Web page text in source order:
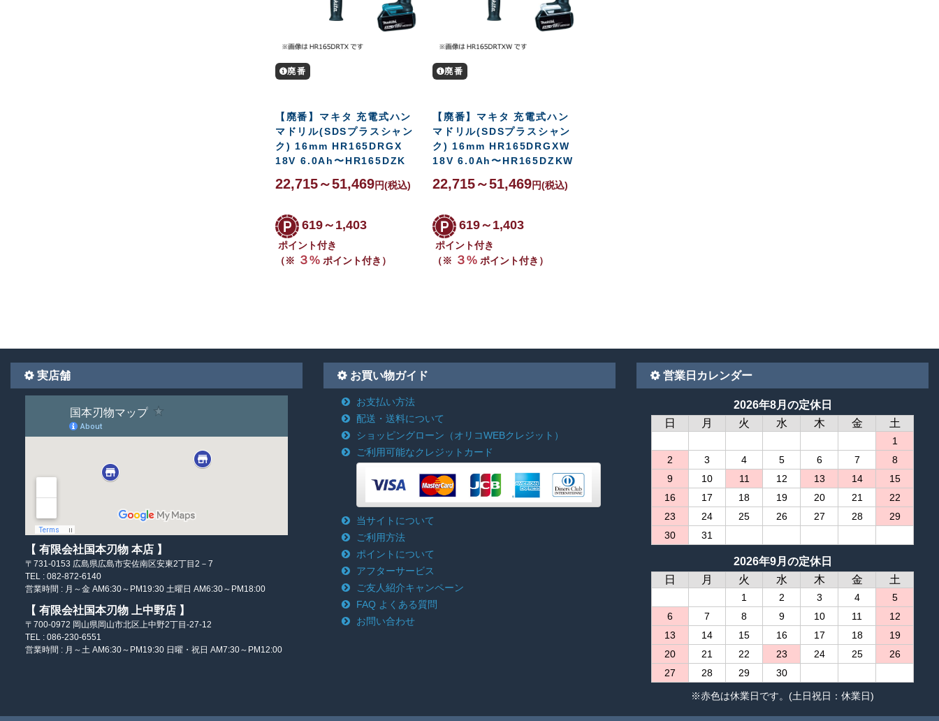
廃番
【廃番】マキタ 充電式ハン
マドリル(SDSプラスシャン
ク) 16mm HR165DRGX
18V 6.0Ah〜HR165DZK
22,715～51,469円(税込)
619～1,403
ポイント付き
（※ ３%ポイント付き）
廃番
【廃番】マキタ 充電式ハン
マドリル(SDSプラスシャン
ク) 16mm HR165DRGXW
18V 6.0Ah〜HR165DZKW
22,715～51,469円(税込)
619～1,403
ポイント付き
（※ ３%ポイント付き）
実店舗
【 有限会社国本刃物 本店 】
〒731-0153 広島県広島市安佐南区安東2丁目2－7
TEL : 082-872-6140
営業時間 : 月～金 AM6:30～PM19:30 土曜日 AM6:30～PM18:00
【 有限会社国本刃物 上中野店 】
〒700-0972 岡山県岡山市北区上中野2丁目-27-12
TEL : 086-230-6551
営業時間 : 月～土 AM6:30～PM19:30 日曜・祝日 AM7:30～PM12:00
お買い物ガイド
お支払い方法
配送・送料について
ショッピングローン （オリコWEBクレジット）
ご利用可能なクレジットカード
当サイトについて
ご利用方法
ポイントについて
アフターサービス
ご友人紹介キャンペーン
FAQ よくある質問
お問い合わせ
営業日カレンダー
2026年8月の定休日
日
月 火 水 木 金 土
1
2
3 4 5 6 7
8
9
10 11 12 13 14
15
16
17 18 19 20 21
22
23
24 25 26 27 28
29
30
31
2026年9月の定休日
日
月 火 水 木 金 土
1 2 3 4
5
6
7 8 9 10 11
12
13
14 15 16 17 18
19
20
21 22 23 24 25
26
27
28 29 30
※赤色は休業日です。(土日祝日：休業日)